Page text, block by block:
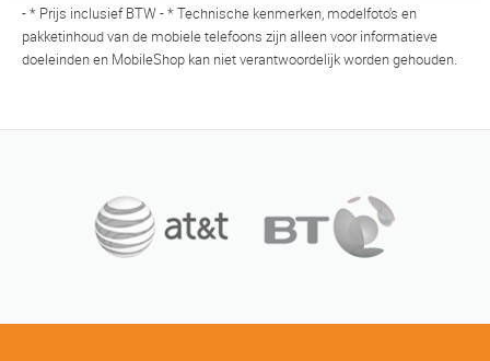
- * Prijs inclusief BTW - * Technische kenmerken, modelfoto's en
pakketinhoud van de mobiele telefoons zijn alleen voor informatieve
doeleinden en MobileShop kan niet verantwoordelijk worden gehouden.